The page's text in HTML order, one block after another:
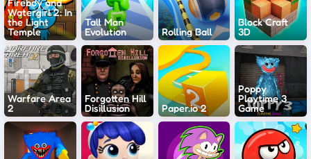
Watergirl 2: In
the Light
Temple
Tall Man
Evolution
Rolling Ball
Block Craft
3D
Warfare Area
2
Forgotten Hill
Disillusion
Paper.io 2
Poppy
Playtime 3
Game